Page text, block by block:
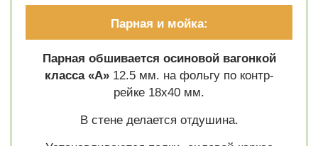
Парная и мойка:
Парная обшивается осиновой вагонкой
класса «А»12.5 мм. на фольгу по контр-
рейке 18х40 мм.
В стене делается отдушина.